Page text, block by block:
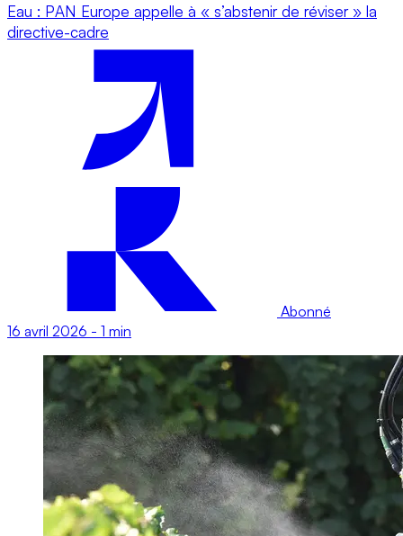
Eau : PAN Europe appelle à « s’abstenir de réviser » la
directive-cadre
Abonné
16 avril 2026 - 1 min